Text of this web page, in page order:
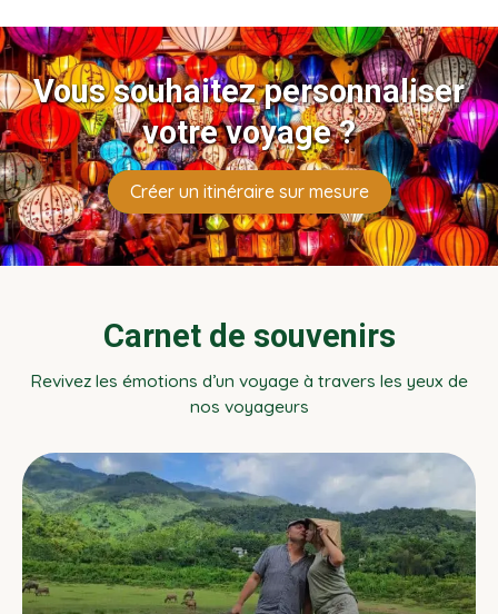
Vous souhaitez personnaliser
votre voyage ?
Créer un itinéraire sur mesure
Carnet de souvenirs
Revivez les émotions d’un voyage à travers les yeux de
nos voyageurs